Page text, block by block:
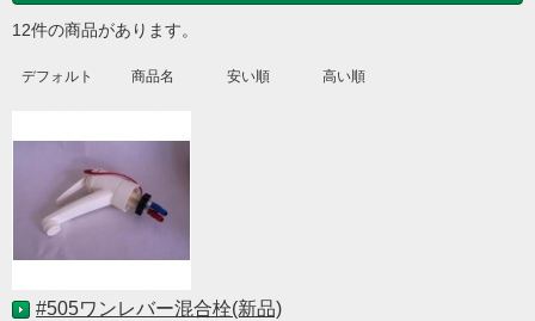
12件の商品があります。
デフォルト 商品名 安い順 高い順
#505ワンレバー混合栓(新品)